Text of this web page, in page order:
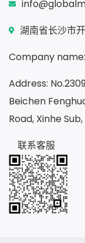
湖南省长沙市
Company name:
Address:
Beichen
Road, Xinhe
联系客服